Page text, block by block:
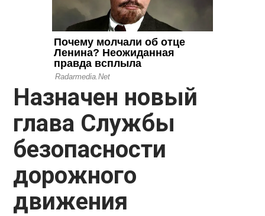
Назначен новый
глава Службы
безопасности
дорожного
движения